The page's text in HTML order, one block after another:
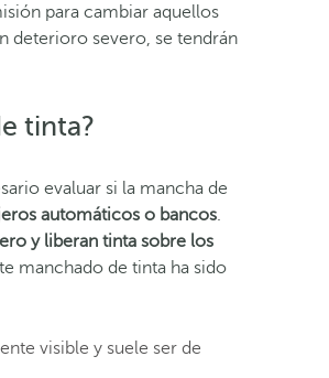
para cambiar aquellos
deterioro severo, se tendrán
tinta?
evaluar si la mancha de
automáticos o bancos.
y liberan tinta sobre los
manchado de tinta ha sido
visible y suele ser de